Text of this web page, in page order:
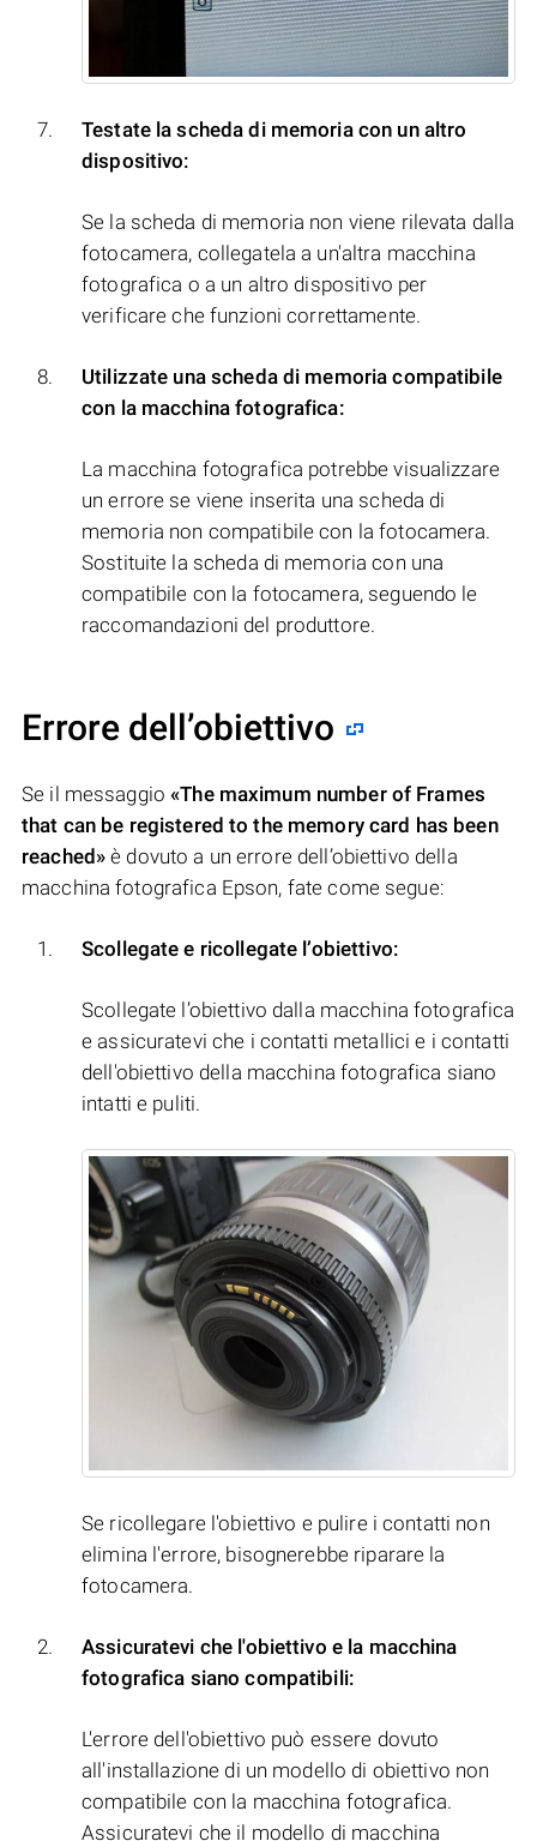
Testate la scheda di memoria con un altro
dispositivo:
Se la scheda di memoria non viene rilevata dalla
fotocamera, collegatela a un'altra macchina
fotografica o a un altro dispositivo per
verificare che funzioni correttamente.
Utilizzate una scheda di memoria compatibile
con la macchina fotografica:
La macchina fotografica potrebbe visualizzare
un errore se viene inserita una scheda di
memoria non compatibile con la fotocamera.
Sostituite la scheda di memoria con una
compatibile con la fotocamera, seguendo le
raccomandazioni del produttore.
Errore dell’obiettivo
Se il messaggio«The maximum number of Frames
that can be registered to the memory card has been
reached» è dovuto a un errore dell’obiettivo della
macchina fotografica Epson, fate come segue:
Scollegate e ricollegate l’obiettivo:
Scollegate l’obiettivo dalla macchina fotografica
e assicuratevi che i contatti metallici e i contatti
dell'obiettivo della macchina fotografica siano
intatti e puliti.
Se ricollegare l'obiettivo e pulire i contatti non
elimina l'errore, bisognerebbe riparare la
fotocamera.
Assicuratevi che l'obiettivo e la macchina
fotografica siano compatibili:
L'errore dell'obiettivo può essere dovuto
all'installazione di un modello di obiettivo non
compatibile con la macchina fotografica.
Assicuratevi che il modello di macchina